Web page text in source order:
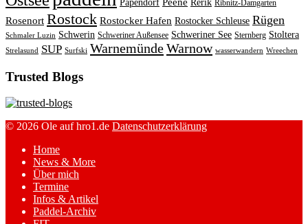
Papendorf Rerik Ribnitz-Damgarten
Rosenort Rostock Rostocker Hafen Rostocker Schleuse Rügen
Schmaler Luzin Schwerin Schweriner Außensee Schweriner See Sternberg Stoltera
Strelasund SUP Surfski WarnemündeWarnow wasserwandern Wreechen
Trusted Blogs
© 2026 Ole auf hro1.de Datenschutzerklärung
Home
News & More
Über mich
Termine
Infos & Artikel
Paddel-Archiv